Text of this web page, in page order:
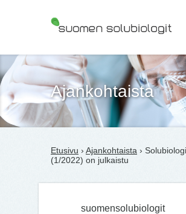
Suomen Solubiologit ry
Ajankohtaista
Etusivu › Ajankohtaista ›
(1/2022) on julkaistu
suomensolubiologit